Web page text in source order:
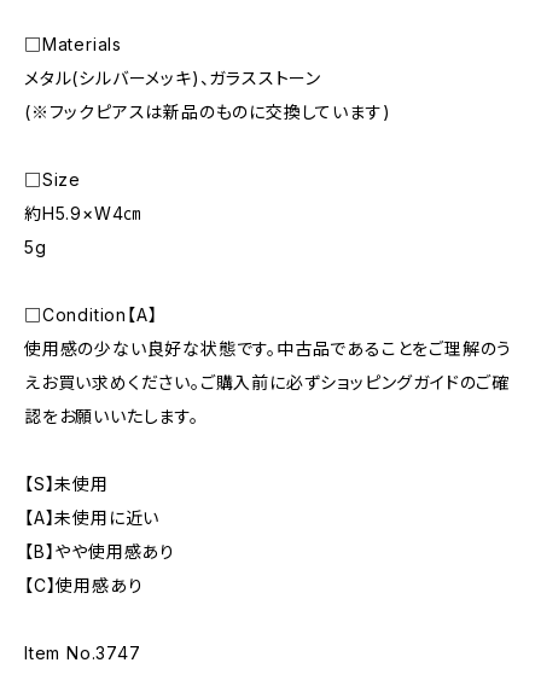
□Materials
メタル(シルバーメッキ)、ガラスストーン
(※フックピアスは新品のものに交換しています)
□Size
約H5.9×W4㎝
5g
□Condition【A】
使用感の少ない良好な状態です。中古品であることをご理解のう
えお買い求めください。ご購入前に必ずショッピングガイドのご確
認をお願いいたします。
【S】未使用
【A】未使用に近い
【B】やや使用感あり
【C】使用感あり
Item No.3747